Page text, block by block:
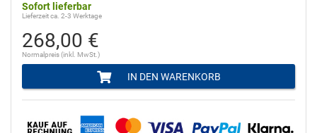
Sofort lieferbar
Lieferzeit ca. 2-3 Werktage
268,00 €
Normalpreis (inkl. MwSt.)
IN DEN WARENKORB